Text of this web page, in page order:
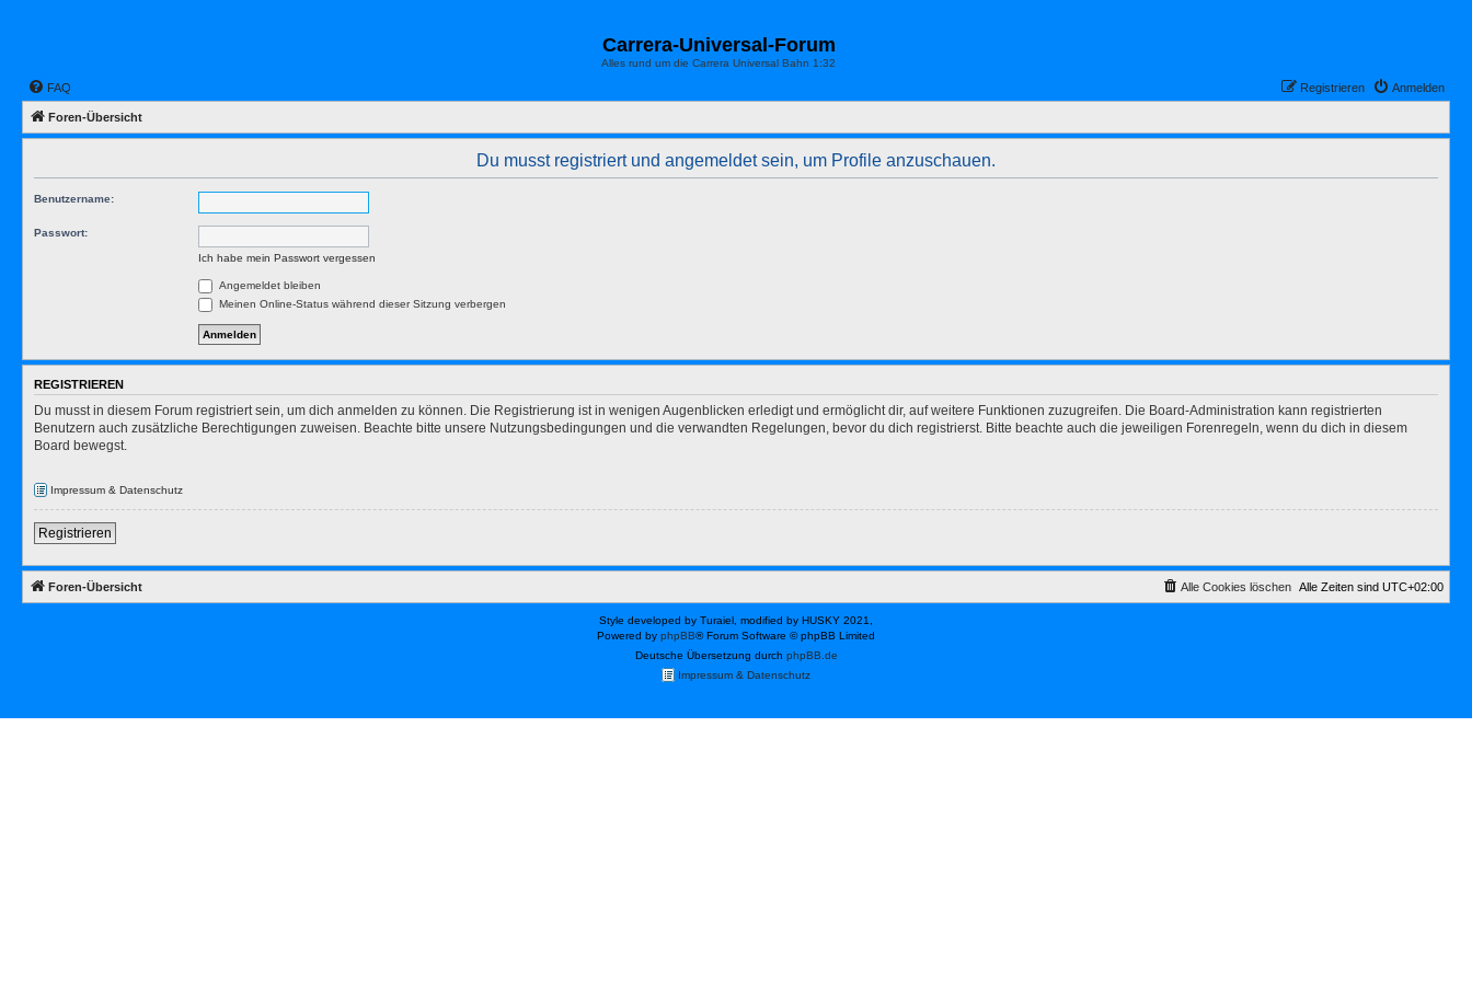
Carrera-Universal-Forum
Alles rund um die Carrera Universal Bahn 1:32
FAQ Anmelden
Registrieren
Foren-Übersicht
Du musst registriert und angemeldet sein, um Profile anzuschauen.
Benutzername:
Passwort:
Ich habe mein Passwort vergessen
Angemeldet bleiben
Meinen Online-Status während dieser Sitzung verbergen
REGISTRIEREN
Du musst in diesem Forum registriert sein, um dich anmelden zu können. Die Registrierung ist in wenigen Augenblicken erledigt und ermöglicht dir, auf weitere Funktionen zuzugreifen. Die Board-Administration kann registrierten
Benutzern auch zusätzliche Berechtigungen zuweisen. Beachte bitte unsere Nutzungsbedingungen und die verwandten Regelungen, bevor du dich registrierst. Bitte beachte auch die jeweiligen Forenregeln, wenn du dich in diesem
Board bewegst.
Impressum & Datenschutz
Registrieren
Foren-Übersicht Alle Zeiten sind UTC+02:00
Alle Cookies löschen
Style developed by Turaiel, modified by HUSKY 2021,
Powered by phpBB® Forum Software © phpBB Limited
Deutsche Übersetzung durch phpBB.de
Impressum & Datenschutz